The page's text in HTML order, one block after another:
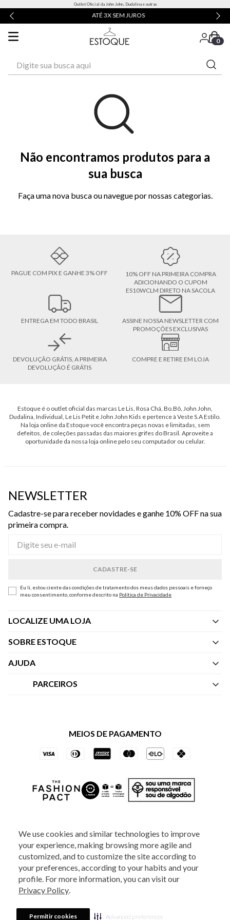
We use cookies and similar technologies to improve
your experience, making browsing more agile and
customized, and to customize the site according to
your preferences, according to your habits and your
profile. For more information, you can visit our
Privacy Policy.
Permitir cookies Advanced preferences
Outlet Oficial da John John, Dudalina e outras
ATÉ 3X SEM JUROS
0
Não encontramos produtos para a
sua busca
Faça uma nova busca ou navegue por nossas categorias.
PAGUE COM PIX E GANHE 3% OFF
10% OFF NA PRIMEIRA COMPRA
ADICIONANDO O CUPOM
ES10WCLM DIRETO NA SACOLA
ENTREGA EM TODO BRASIL
ASSINE NOSSA NEWSLETTER COM
PROMOÇÕES EXCLUSIVAS
DEVOLUÇÃO GRÁTIS, A PRIMEIRA
DEVOLUÇÃO É GRÁTIS
COMPRE E RETIRE EM LOJA
Estoque é o outlet oficial das marcas Le Lis, Rosa Chá, Bo.Bô, John John,
Dudalina, Individual, Le Lis Petit e John John Kids e pertence à Veste S.A Estilo.
Na loja online da Estoque você encontra peças novas e limitadas, sem
defeitos, de coleções passadas das maiores grifes do Brasil. Aproveite a
oportunidade da nossa loja online pelo seu computador ou celular.
NEWSLETTER
Cadastre-se para receber novidades e ganhe 10% OFF na sua
primeira compra.
Eu li, estou ciente das condições de tratamento dos meus dados pessoais e forneço
meu consentimento, conforme descrito na Política de Privacidade
LOCALIZE UMA LOJA
SOBRE ESTOQUE
Quem Somos
AJUDA
Central de Atendimento
Trocas e Devoluções
PARCEIROS
Vai de Visa
Azul Fidelidade
MEIOS DE PAGAMENTO
2025 - Veste S.A Estilo. Todos os direitos reservados - A loja Estoque reserva-
se no direito de corrigir ou alterar informações como: preços, promoções e
880 5520.Horário de Atendimento:
Sábados das 8h às 14h, exceto feriados. Veste S.A Estilo. Rua Othão, 405, Vila